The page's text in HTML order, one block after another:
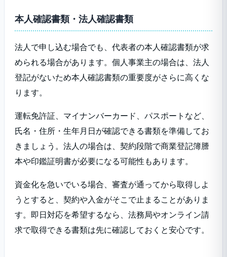
本人確認書類・法人確認書類
法人で申し込む場合でも、代表者の本人確認書類が求
められる場合があります。個人事業主の場合は、法人
登記がないため本人確認書類の重要度がさらに高くな
ります。
運転免許証、マイナンバーカード、パスポートなど、
氏名・住所・生年月日が確認できる書類を準備してお
きましょう。法人の場合は、契約段階で商業登記簿謄
本や印鑑証明書が必要になる可能性もあります。
資金化を急いでいる場合、審査が通ってから取得しよ
うとすると、契約や入金がそこで止まることがありま
す。即日対応を希望するなら、法務局やオンライン請
求で取得できる書類は先に確認しておくと安心です。